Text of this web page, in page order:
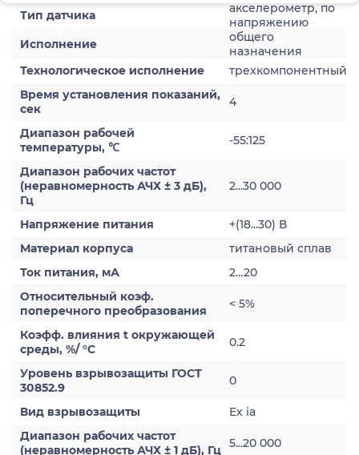
Тип датчика
акселерометр, по
напряжению
Исполнение
общего
назначения
Технологическое исполнение
трехкомпонентный
Время установления показаний,
сек
4
Диапазон рабочей
температуры, ℃
-55:125
Диапазон рабочих частот
(неравномерность АЧХ ± 3 дБ),
Гц
2...30 000
Напряжение питания
+(18...30) В
Материал корпуса
титановый сплав
Ток питания, мА
2…20
Относительный коэф.
поперечного преобразования
< 5%
Коэфф. влияния t окружающей
среды, %/ °С
0.2
Уровень взрывозащиты ГОСТ
30852.9
0
Вид взрывозащиты
Ex ia
Диапазон рабочих частот
(неравномерность АЧХ ± 1 дБ), Гц 5...20 000